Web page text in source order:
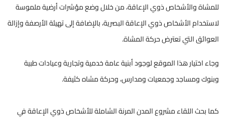
للمشاة والأشخاص ذوي الإعاقة، من خلال وضع مؤشرات أرضية ملموسة
لاستخدام الأشخاص ذوي الإعاقة البصرية، بالإضافة إلى تهيئة الأرصفة وإزالة
العوائق التي تعترض حركة المشاة.
وجاء اختيار هذا الموقع لوجود أبنية عامة خدمية وتجارية وعيادات طبية
وبنوك ومساجد وجمعيات ومدارس، وحركة مشاه كثيفة.
كما بحث اللقاء مشروع المدن المرنة الشاملة للأشخاص ذوي الإعاقة في